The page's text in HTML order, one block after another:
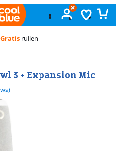
Gratis ruilen
3 + Expansion Mic
op 6 reviews.